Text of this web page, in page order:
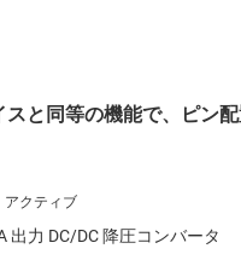
スと同等の機能で、ピン
出力 DC/DC 降圧コンバータ